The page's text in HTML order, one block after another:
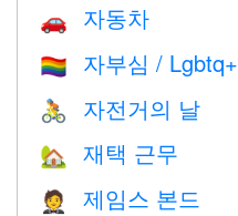
🚗 자동차
🏳️‍🌈 자부심 / Lgbtq+
🚴 자전거의 날
🏡 재택 근무
🤵 제임스 본드